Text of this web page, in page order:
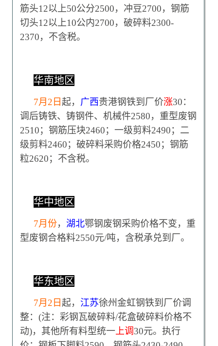
筋头12以上50公分2500，冲豆2700，钢筋
切头12以上10公内2700，破碎料2300-
2370，不含税。
华南地区
7月2日 起， 广西贵港钢铁到厂价涨30：
调后铸铁、铸钢件、机械件2580，重型废钢
2510；钢筋压块2460；一级剪料2490；二
级剪料2460；破碎料采购价格2450；钢筋
粒2620；不含税。
华中地区
7月份， 湖北鄂钢废钢采购价格不变，重
型废钢合格料2550元/吨，含税承兑到厂。
华东地区
7月2日 起， 江苏徐州金虹钢铁到厂价调
整：(注：彩钢瓦破碎料/花盒破碎料价格不
动)，其他所有料型统一 上调30元。执行